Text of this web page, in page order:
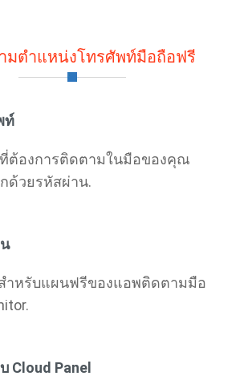
มตำแหน่งโทรศัพท์มือถือฟรี
ท์
ต้องการติดตามในมือของคุณ
ด้วยรหัสผ่าน.
ำหรับแผนฟรีของแอพติดตามมือ
Cloud Panel